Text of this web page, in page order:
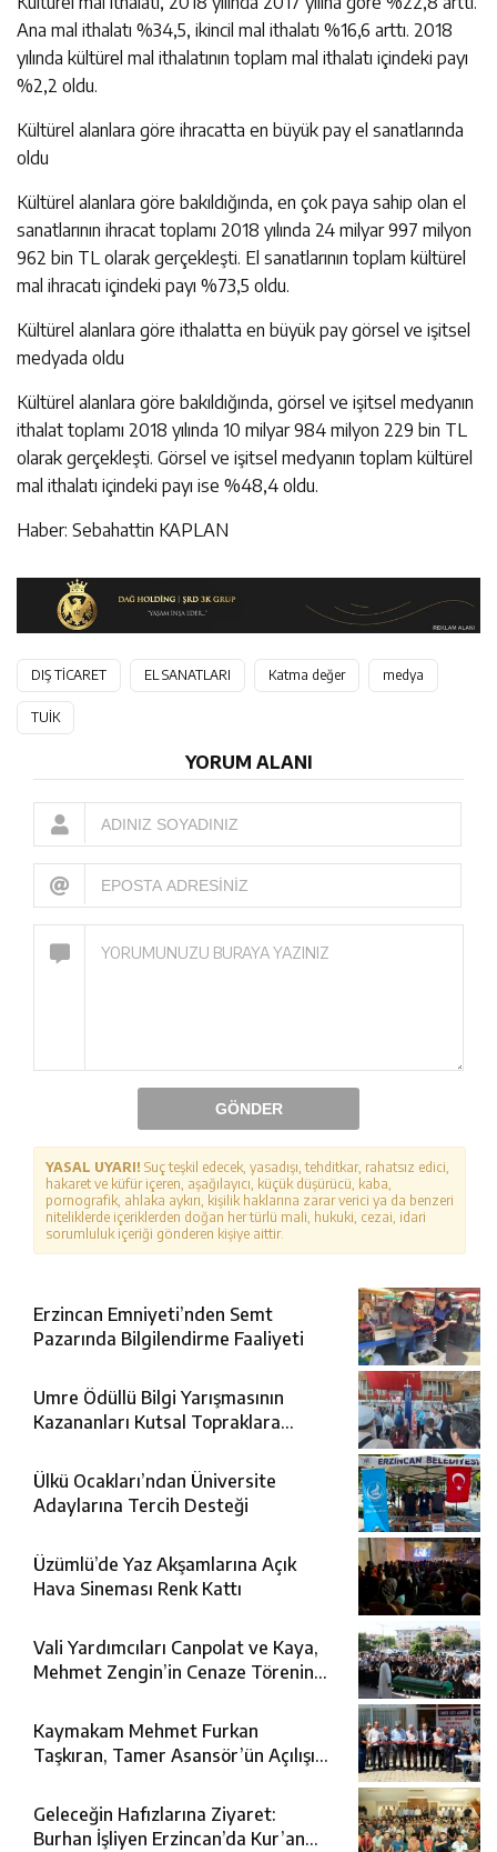
Ana mal ithalatı %34,5, ikincil mal ithalatı %16,6 arttı. 2018
yılında kültürel mal ithalatının toplam mal ithalatı içindeki payı
%2,2 oldu.
Kültürel alanlara göre ihracatta en büyük pay el sanatlarında
oldu
Kültürel alanlara göre bakıldığında, en çok paya sahip olan el
sanatlarının ihracat toplamı 2018 yılında 24 milyar 997 milyon
962 bin TL olarak gerçekleşti. El sanatlarının toplam kültürel
mal ihracatı içindeki payı %73,5 oldu.
Kültürel alanlara göre ithalatta en büyük pay görsel ve işitsel
medyada oldu
Kültürel alanlara göre bakıldığında, görsel ve işitsel medyanın
ithalat toplamı 2018 yılında 10 milyar 984 milyon 229 bin TL
olarak gerçekleşti. Görsel ve işitsel medyanın toplam kültürel
mal ithalatı içindeki payı ise %48,4 oldu.
Haber: Sebahattin KAPLAN
DIŞ TİCARET EL SANATLARI Katma değer medya
TUİK
YORUM ALANI
GÖNDER
YASAL UYARI! Suç teşkil edecek, yasadışı, tehditkar, rahatsız edici,
hakaret ve küfür içeren, aşağılayıcı, küçük düşürücü, kaba,
pornografik, ahlaka aykırı, kişilik haklarına zarar verici ya da benzeri
niteliklerde içeriklerden doğan her türlü mali, hukuki, cezai, idari
sorumluluk içeriği gönderen kişiye aittir.
Erzincan Emniyeti’nden Semt
Pazarında Bilgilendirme Faaliyeti
Umre Ödüllü Bilgi Yarışmasının
Kazananları Kutsal Topraklara
Ülkü Ocakları’ndan Üniversite
Adaylarına Tercih Desteği
Üzümlü’de Yaz Akşamlarına Açık
Hava Sineması Renk Kattı
Vali Yardımcıları Canpolat ve Kaya,
Mehmet Zengin’in Cenaze Törenine
Kaymakam Mehmet Furkan
Taşkıran, Tamer Asansör’ün Açılışına
Geleceğin Hafızlarına Ziyaret:
Burhan İşliyen Erzincan’da Kur’an